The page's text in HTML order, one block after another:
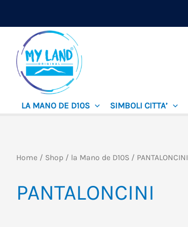
contenuto
LA MANO DE D10S SIMBOLI CITTA’
Home / Shop / la Mano de D10S / PANTALONCINI
PANTALONCINI